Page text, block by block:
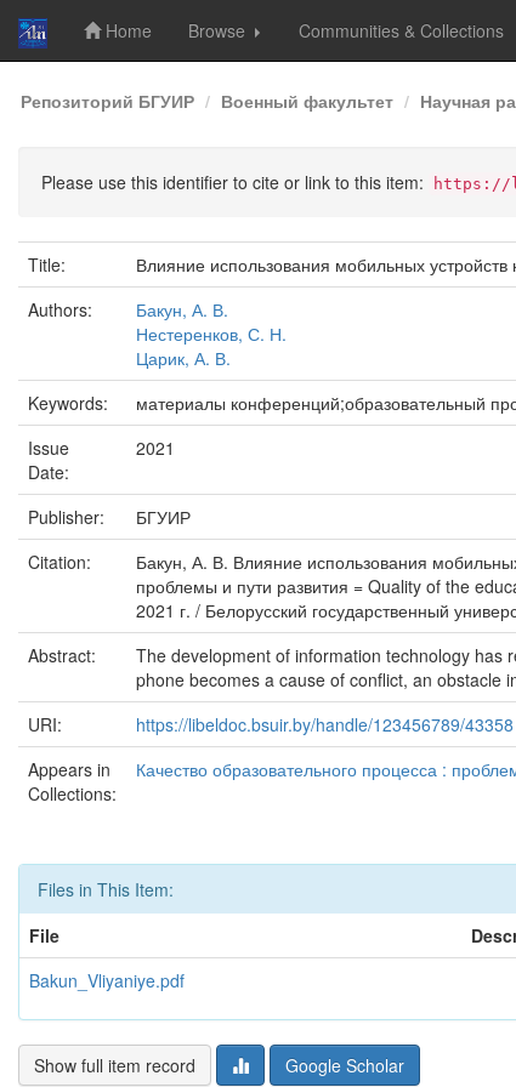
Skip
navigation
Home Browse Communities & Collections
Репозиторий БГУИР Военный факультет Научная
Please use this identifier to cite or link to this item: https://
Title:
Влияние использования мобильных
Authors:
Бакун, А. В.
Нестеренков, С. Н.
Царик, А. В.
Keywords:
материалы конференций;образовательный
Issue
Date:
2021
Publisher:
БГУИР
Citation:
Бакун, А. В. Влияние использования
проблемы и пути развития = Quality of the
2021 г. / Белорусский государственный
Abstract:
The development of information technology has
phone becomes a cause of conflict, an obstacle
URI:
https://libeldoc.bsuir.by/handle/123456789/43358
Appears in
Collections:
Качество образовательного процесса :
Files in This Item:
File
Bakun_Vliyaniye.pdf
Show full item record Google Scholar